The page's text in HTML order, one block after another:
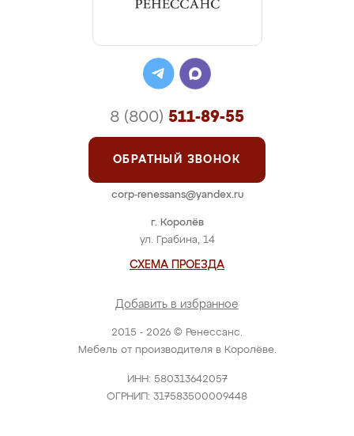
2015 - 2026 © Ренессанс.
Мебель от производителя в Королёве.
ИНН: 580313642057
ОГРНИП: 317583500009448
г. Королёв
ул. Грабина, 14
СХЕМА ПРОЕЗДА
Добавить в избранное
8 (800) 511-89-55
ОБРАТНЫЙ ЗВОНОК
corp-renessans@yandex.ru